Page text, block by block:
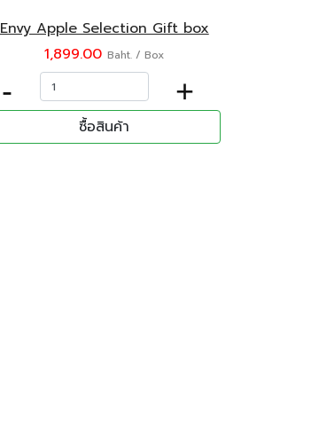
Envy Apple Selection Gift box
1,899.00 Baht. / Box
- +
ซื้อสินค้า